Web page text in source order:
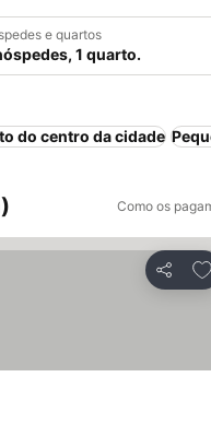
e quartos
1 quarto.
do centro da cidade
Como os